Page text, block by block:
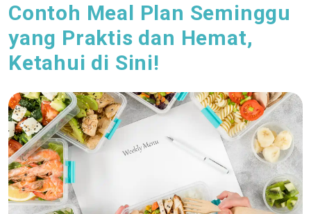
Contoh Meal Plan Seminggu
yang Praktis dan Hemat,
Ketahui di Sini!